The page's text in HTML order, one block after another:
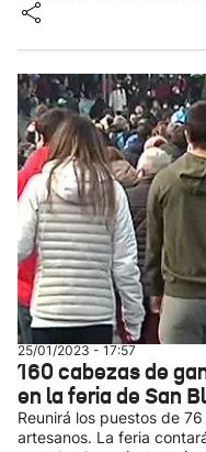
25/01/2023 - 17:57
160 cabezas de
en la feria de San
Reunirá los puestos de
artesanos. La feria